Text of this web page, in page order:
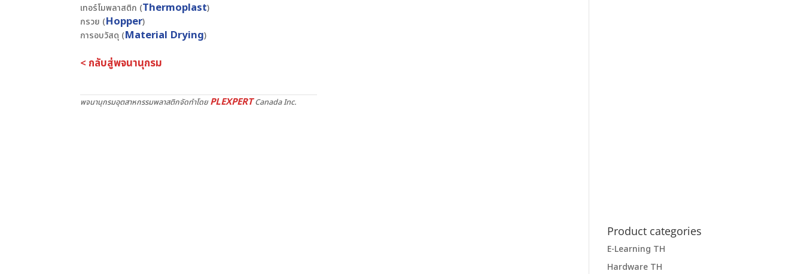
เทอร์โมพลาสติก (Thermoplast)
กรวย (Hopper)
การอบวัสดุ (Material Drying)
< กลับสู่พจนานุกรม
พจนานุกรมอุตสาหกรรมพลาสติกจัดทำโดยPLEXPERTCanada Inc.
Product categories
E-Learning TH
Hardware TH